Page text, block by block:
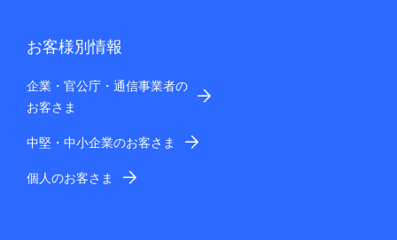
お客様別情報
企業・官公庁・通信事業者の
お客さま
中堅・中小企業のお客さま
個人のお客さま